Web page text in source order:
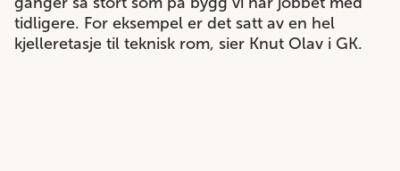
tidligere. For eksempel er det satt av en hel
kjelleretasje til teknisk rom, sier Knut Olav i GK.